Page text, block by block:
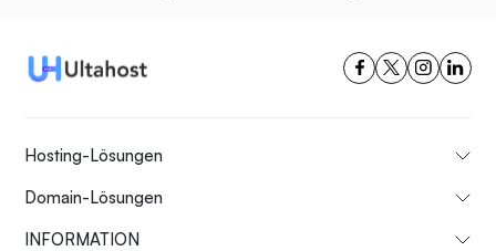
Hosting-Lösungen
Domain-Lösungen
INFORMATION